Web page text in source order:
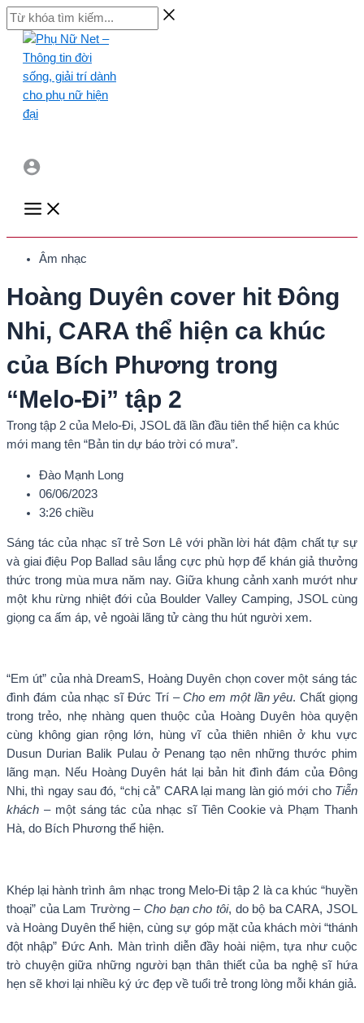
Skip
to
content
Từ
khóa
kiếm...
Main
Menu
Âm nhạc
Hoàng Duyên cover hit Đông
Nhi, CARA thể hiện ca khúc
của Bích Phương trong
“Melo-Đi” tập 2
Trong tập 2 của Melo-Đi, JSOL đã lần đầu tiên thể hiện ca khúc
mới mang tên “Bản tin dự báo trời có mưa”.
Đào Mạnh Long
06/06/2023
3:26 chiều
Sáng tác của nhạc sĩ trẻ Sơn Lê với phần lời hát đậm chất tự sự
và giai điệu Pop Ballad sâu lắng cực phù hợp để khán giả thưởng
thức trong mùa mưa năm nay. Giữa khung cảnh xanh mướt như
một khu rừng nhiệt đới của Boulder Valley Camping, JSOL cùng
giọng ca ấm áp, vẻ ngoài lãng tử càng thu hút người xem.
“Em út” của nhà DreamS, Hoàng Duyên chọn cover một sáng tác
đình đám của nhạc sĩ Đức Trí –Cho em một lần yêu. Chất giọng
trong trẻo, nhẹ nhàng quen thuộc của Hoàng Duyên hòa quyện
cùng không gian rộng lớn, hùng vĩ của thiên nhiên ở khu vực
Dusun Durian Balik Pulau ở Penang tạo nên những thước phim
lãng mạn. Nếu Hoàng Duyên hát lại bản hit đình đám của Đông
Nhi, thì ngay sau đó, “chị cả” CARA lại mang làn gió mới cho Tiễn
khách – một sáng tác của nhạc sĩ Tiên Cookie và Phạm Thanh
Hà, do Bích Phương thể hiện.
Khép lại hành trình âm nhạc trong Melo-Đi tập 2 là ca khúc “huyền
thoại” của Lam Trường –Cho bạn cho tôi, do bộ ba CARA, JSOL
và Hoàng Duyên thể hiện, cùng sự góp mặt của khách mời “thánh
đột nhập” Đức Anh. Màn trình diễn đầy hoài niệm, tựa như cuộc
trò chuyện giữa những người bạn thân thiết của ba nghệ sĩ hứa
hẹn sẽ khơi lại nhiều ký ức đẹp về tuổi trẻ trong lòng mỗi khán giả.